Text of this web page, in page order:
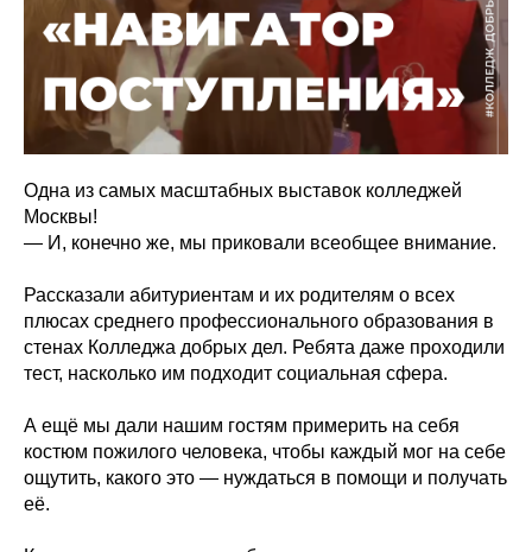
Одна из самых масштабных выставок колледжей
Москвы!
— И, конечно же, мы приковали всеобщее внимание.
Рассказали абитуриентам и их родителям о всех
плюсах среднего профессионального образования в
стенах Колледжа добрых дел. Ребята даже проходили
тест, насколько им подходит социальная сфера.
А ещё мы дали нашим гостям примерить на себя
костюм пожилого человека, чтобы каждый мог на себе
ощутить, какого это — нуждаться в помощи и получать
её.